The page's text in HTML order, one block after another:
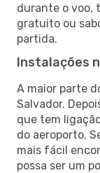
durante o voo,
gratuito ou
partida.
Instalações
A maior parte
Salvador.
que tem
do aeroporto.
mais fácil
possa ser um